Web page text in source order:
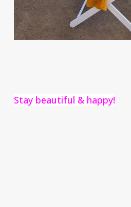
Stay beautiful & happy!